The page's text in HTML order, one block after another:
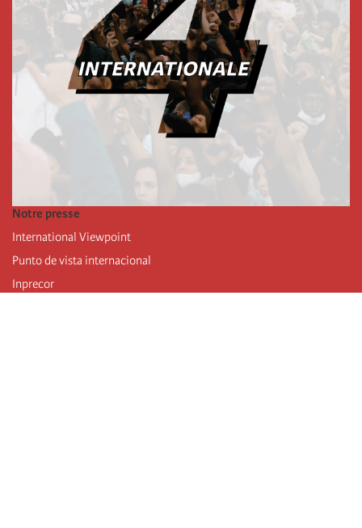
Notre presse
International Viewpoint
Punto de vista internacional
Inprecor